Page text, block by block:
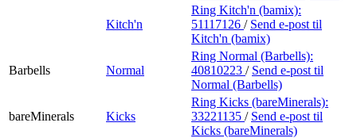
Kitch'n
Ring Kitch'n (bamix):
51117126 / Send e-post til
Kitch'n (bamix)
Barbells Normal
Ring Normal (Barbells):
40810223 / Send e-post til
Normal (Barbells)
bareMinerals Kicks
Ring Kicks (bareMinerals):
33221135 / Send e-post til
Kicks (bareMinerals)